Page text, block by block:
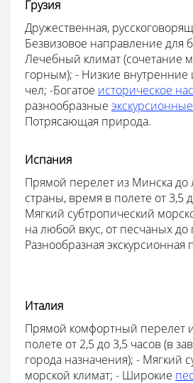
Грузия
Дружественная,
Безвизовое направление для
Лечебный климат (сочетание
горным); - Низкие
чел; -Богатое историческое
разнообразные
Потрясающая природа.
Испания
Прямой перелет из Минска
страны, время в полете от 3,5
Мягкий субтропический
на любой вкус, от песчаных до
Разнообразная экскурсионная
Италия
Прямой комфортный перелет
полете от 2,5 до 3,5 часов (в
города назначения); - Мягкий
морской климат; - Широкие